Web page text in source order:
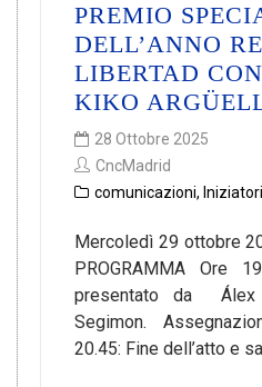
PREMIO
DELL’ANNO
LIBERTAD
KIKO
28 Ottobre 2025
CncMadrid
comunicazioni, Iniziatori
Mercoledì 29 ottobre
PROGRAMMA Ore
presentato da Álex
Segimon.
20.45: Fine dell’atto e